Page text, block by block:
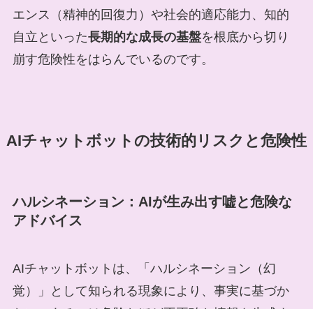
エンス（精神的回復力）や社会的適応能力、知的
自立といった長期的な成長の基盤を根底から切り
崩す危険性をはらんでいるのです。
AIチャットボットの技術的リスクと危険性
ハルシネーション：AIが生み出す嘘と危険な
アドバイス
AIチャットボットは、「ハルシネーション（幻
覚）」として知られる現象により、事実に基づか